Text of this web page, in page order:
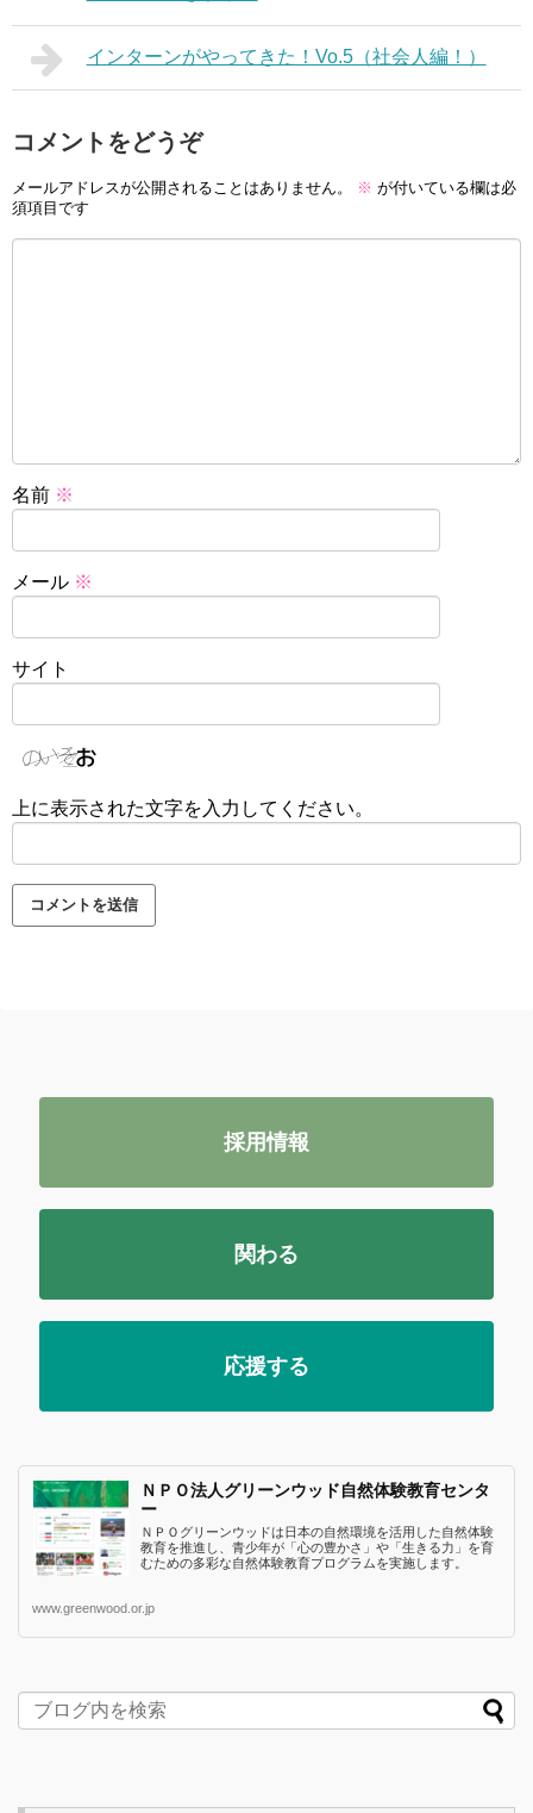
インターンがやってきた！Vo.5（社会人編！）
コメントをどうぞ
メールアドレスが公開されることはありません。 ※ が付いている欄は必
須項目です
名前 ※
メール ※
サイト
上に表示された文字を入力してください。
採用情報
関わる
応援する
ＮＰＯ法人グリーンウッド自然体験教育センタ
ー
ＮＰＯグリーンウッドは日本の自然環境を活用した自然体験
教育を推進し、青少年が「心の豊かさ」や「生きる力」を育
むための多彩な自然体験教育プログラムを実施します。
www.greenwood.or.jp